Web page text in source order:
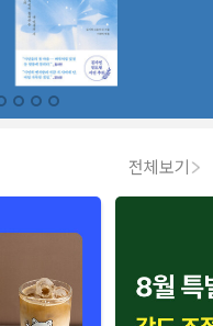
전체보기